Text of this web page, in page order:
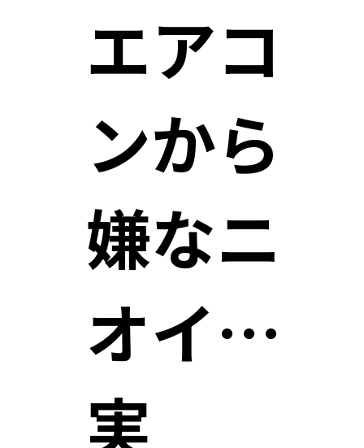
エアコ
ンから
嫌なニ
オイ…
実